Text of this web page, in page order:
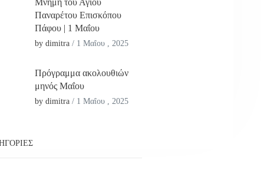
Μνήμη του Αγίου
Παναρέτου Επισκόπου
Πάφου | 1 Μαΐου
by dimitra / 1 Μαΐου , 2025
Πρόγραμμα ακολουθιών
μηνός Μαΐου
by dimitra / 1 Μαΐου , 2025